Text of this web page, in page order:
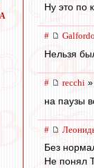
Ну это по
# Galfordo
Нельзя
# recchi
на паузы
#
Без
Не понял